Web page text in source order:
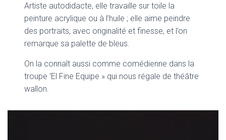
Artiste autodidacte, elle travaille sur toile la
peinture acrylique ou à l’huile ; elle aime peindre
des portraits, avec originalité et finesse, et l’on
remarque sa palette de bleus.
On la connaît aussi comme comédienne dans la
troupe ‘El Fine Equipe » qui nous régale de théâtre
wallon.